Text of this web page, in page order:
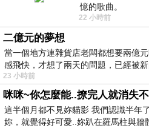
憶的歌曲。
22 小時前
二億元的夢想
當一個地方連雜貨店老闆都想要兩億
感飛快，才想了兩天的問題，已經被
23 小時前
咪咪~你怎麼能..撩完人就消失
這半個月都不見妳貓影 我們認識半年
妳，就覺得好可愛..妳趴在羅馬柱與牆